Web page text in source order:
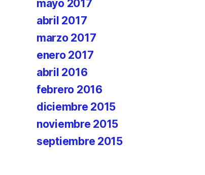
mayo 2017
abril 2017
marzo 2017
enero 2017
abril 2016
febrero 2016
diciembre 2015
noviembre 2015
septiembre 2015